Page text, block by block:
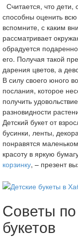
Считается, что
способны оценить всю
вспомните, с каким
рассматривает
обрадуется
его. Получая такой
дарения цветов, а
В силу своего юного
послания, которое
получить
разновидности
Детский букет от
бусинки, ленты,
понравятся
красоту в яркую
корзинку, – презент
Советы
букетов